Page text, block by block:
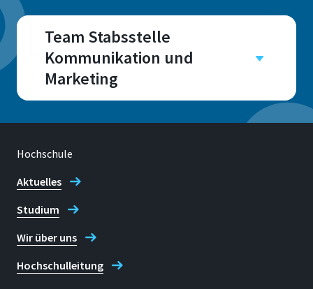
Team Stabsstelle
Kommunikation und
Marketing
Sankt Augustin
Grantham-Allee 20
Hochschule
Aktuelles
Studium
Wir über uns
Hochschulleitung